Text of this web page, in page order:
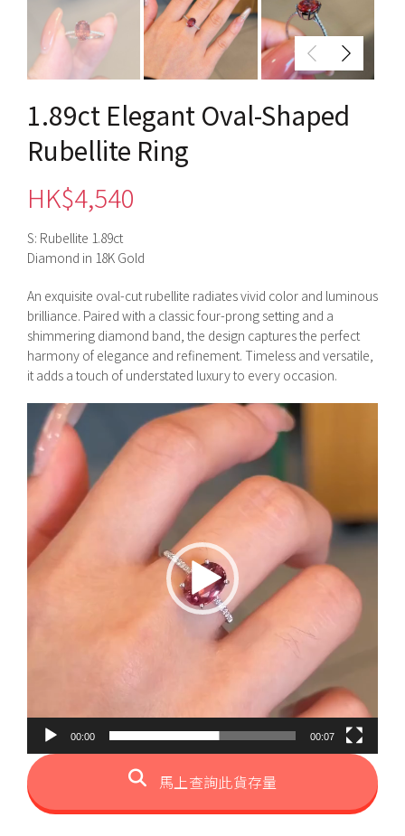
1.89ct Elegant Oval-Shaped
Rubellite Ring
HK$4,540
S: Rubellite 1.89ct
Diamond in 18K Gold
An exquisite oval-cut rubellite radiates vivid color and luminous
brilliance. Paired with a classic four-prong setting and a
shimmering diamond band, the design captures the perfect
harmony of elegance and refinement. Timeless and versatile,
it adds a touch of understated luxury to every occasion.
訊
播
放
器
00:00 00:07
馬上查詢此貨存量